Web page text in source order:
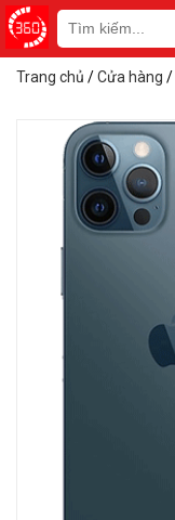
Trang chủ /Cửa hàng /